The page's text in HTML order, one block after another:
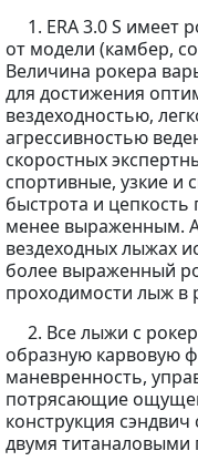
1. ERA 3.0 S имеет
от модели (камбер,
Величина рокера
для достижения
вездеходностью,
агрессивностью
скоростных
спортивные, узкие и
быстрота и цепкость
менее выраженным.
вездеходных лыжах
более выраженный
проходимости лыж в
2. Все лыжи с
образную карвовую
маневренность,
потрясающие
конструкция
двумя титаналовыми